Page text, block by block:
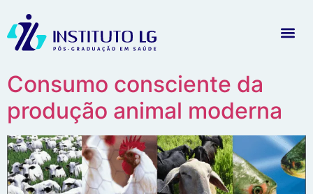
Consumo consciente da
produção animal moderna